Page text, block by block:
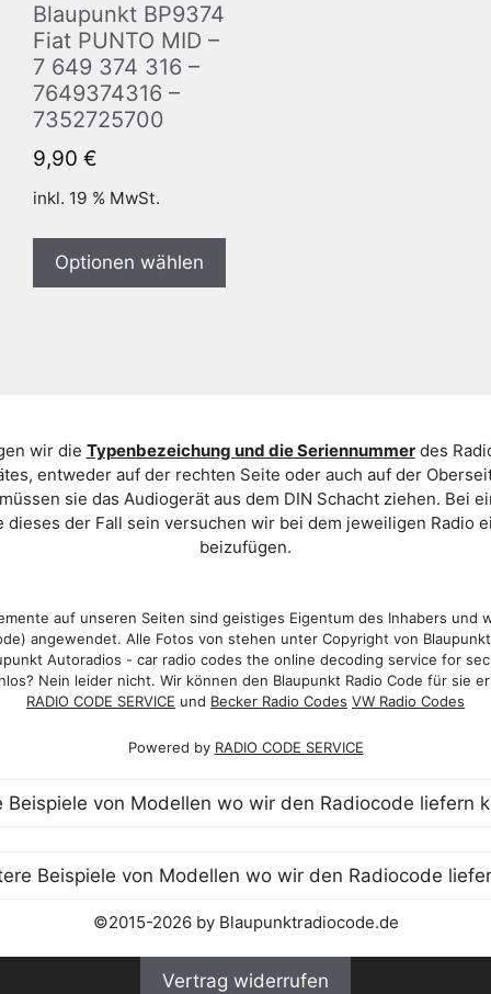
Blaupunkt BP9374
Fiat PUNTO MID –
7 649 374 316 –
7649374316 –
7352725700
9,90 €
inkl. 19 % MwSt.
Optionen wählen
wir die Typenbezeichung und die Seriennummerdes
entweder auf der rechten Seite oder auch auf der
sie das Audiogerät aus dem DIN Schacht ziehen. Bei
der Fall sein versuchen wir bei dem jeweiligen Radio
beizufügen.
auf unseren Seiten sind geistiges Eigentum des Inhabers und
angewendet. Alle Fotos von stehen unter Copyright von
Autoradios - car radio codes the online decoding service for
Nein leider nicht. Wir können den Blaupunkt Radio Code für sie
RADIO CODE SERVICE und Becker Radio Codes VW Radio Codes
Powered by RADIO CODE SERVICE
©2015-2026 by Blaupunktradiocode.de
Vertrag widerrufen